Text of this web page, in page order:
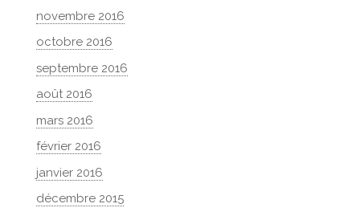
novembre 2016
octobre 2016
septembre 2016
août 2016
mars 2016
février 2016
janvier 2016
décembre 2015